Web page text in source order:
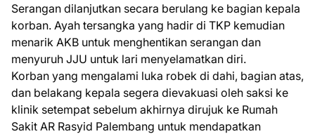
Serangan dilanjutkan secara berulang ke bagian kepala
korban. Ayah tersangka yang hadir di TKP kemudian
menarik AKB untuk menghentikan serangan dan
menyuruh JJU untuk lari menyelamatkan diri.
Korban yang mengalami luka robek di dahi, bagian atas,
dan belakang kepala segera dievakuasi oleh saksi ke
klinik setempat sebelum akhirnya dirujuk ke Rumah
Sakit AR Rasyid Palembang untuk mendapatkan